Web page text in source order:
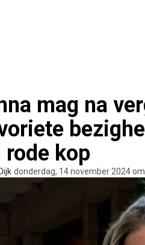
mag na
rode kop
donderdag, 14 november 2024